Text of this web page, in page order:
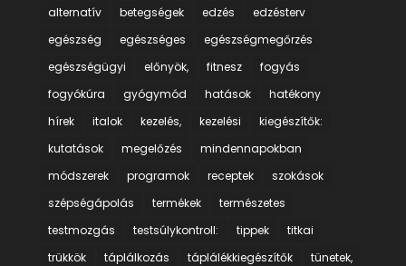
alternatív betegségek edzés
edzésterv
egészség
egészséges
egészségmegőrzés
egészségügyi
előnyök, fitnesz
fogyás
fogyókúra
gyógymód hatások
hatékony
hírek
italok kezelés, kezelési
kiegészítők:
kutatások
megelőzés
mindennapokban
módszerek
programok receptek
szokások
szépségápolás
termékek
természetes
testmozgás
testsúlykontroll: tippek
titkai
trükkök
táplálkozás táplálékkiegészítők
tünetek,